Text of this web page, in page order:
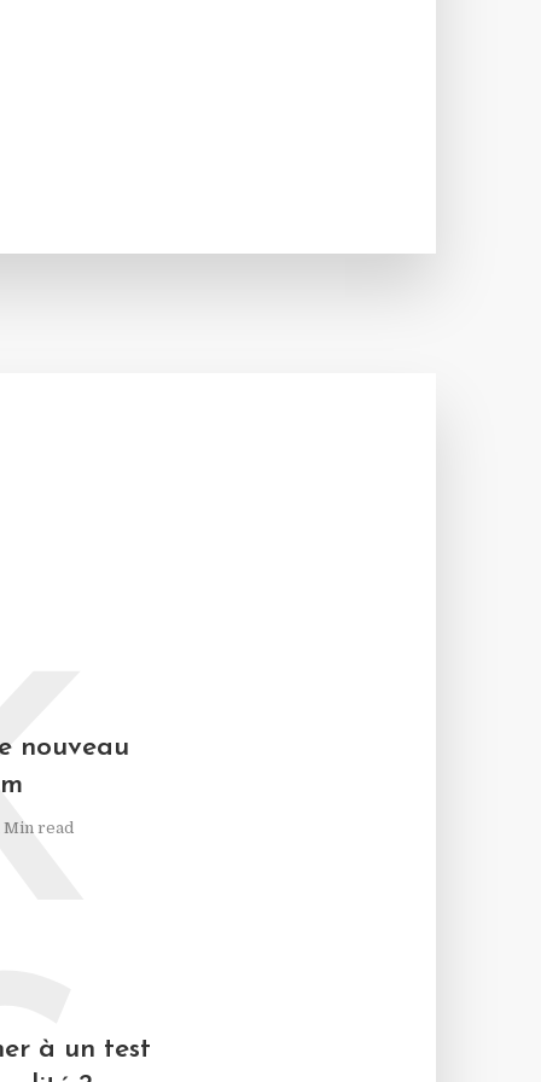
nouveau
Min read
à un test